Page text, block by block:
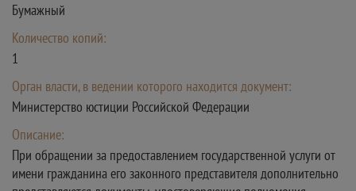
Бумажный
Количество копий:
1
Орган власти, в ведении которого находится документ:
Министерство юстиции Российской Федерации
Описание:
При обращении за предоставлением государственной услуги от
имени гражданина его законного представителя дополнительно